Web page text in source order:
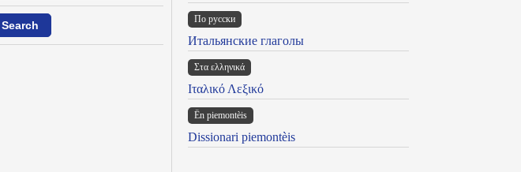
По русски
Итальянские глаголы
Στα ελληνικά
Ιταλικό Λεξικό
Ën piemontèis
Dissionari piemontèis